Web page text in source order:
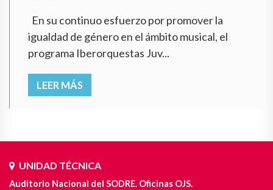
En su continuo esfuerzo por promover la
igualdad de género en el ámbito musical, el
programa Iberorquestas Juv...
LEER MÁS
UNIDAD TÉCNICA
Auditorio Nacional del SODRE. Oficinas OJS.